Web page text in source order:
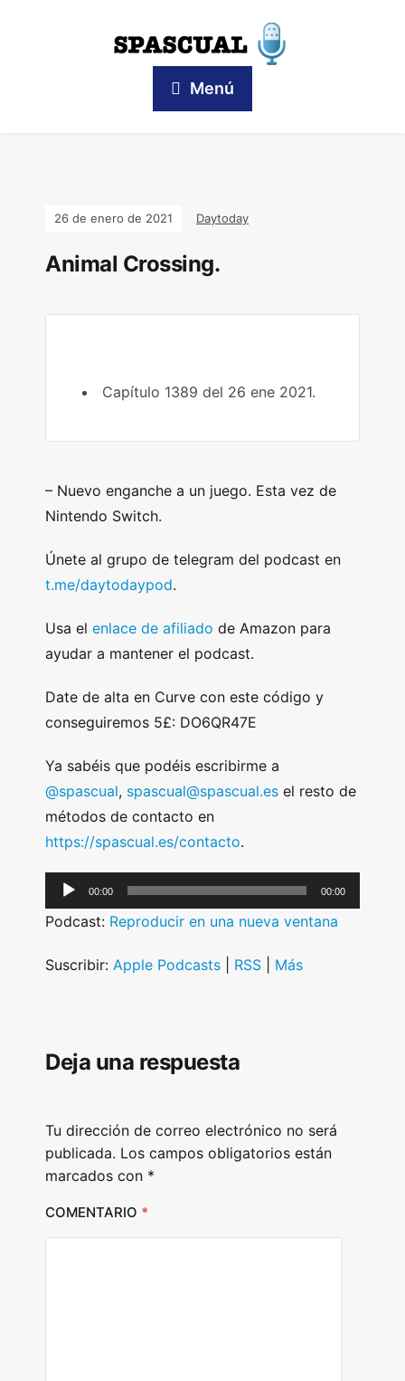
Menú
26 de enero de 2021 Daytoday
Animal Crossing.
Capítulo 1389 del 26 ene 2021.
– Nuevo enganche a un juego. Esta vez de
Nintendo Switch.
Únete al grupo de telegram del podcast en
t.me/daytodaypod.
Usa el enlace de afiliado de Amazon para
ayudar a mantener el podcast.
Date de alta en Curve con este código y
conseguiremos 5£: DO6QR47E
Ya sabéis que podéis escribirme a
@spascual, spascual@spascual.es el resto de
métodos de contacto en
https://spascual.es/contacto.
u
i
a
r
00:00 00:00
Podcast: Reproducir en una nueva ventana
Suscribir: Apple Podcasts RSS Más
Deja una respuesta
Tu dirección de correo electrónico no será
publicada. Los campos obligatorios están
marcados con *
COMENTARIO *